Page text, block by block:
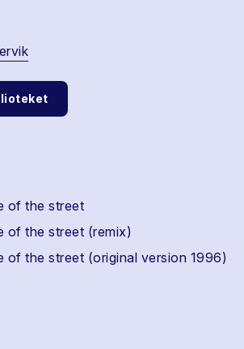
of the street
of the street (remix)
of the street (original version 1996)